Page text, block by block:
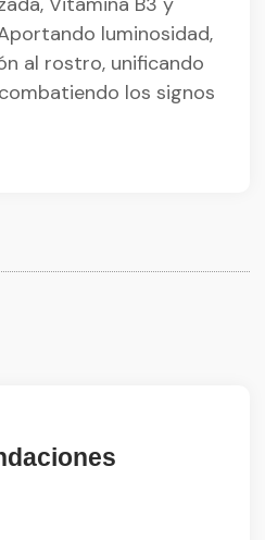
luminosidad,
al rostro, unificando
los signos